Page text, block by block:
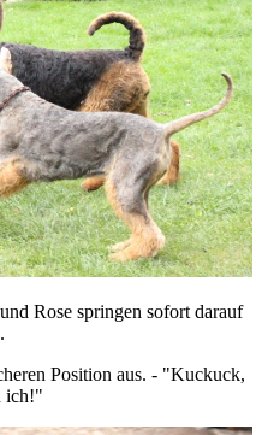
Rose springen sofort darauf
Position aus. - "Kuckuck,
ich!"